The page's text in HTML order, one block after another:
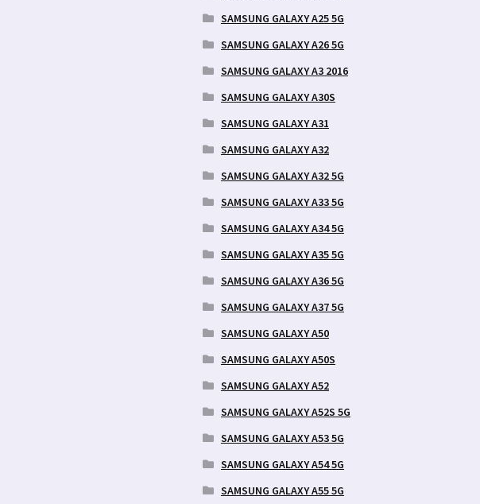
SAMSUNG GALAXY A25 5G
SAMSUNG GALAXY A26 5G
SAMSUNG GALAXY A3 2016
SAMSUNG GALAXY A30S
SAMSUNG GALAXY A31
SAMSUNG GALAXY A32
SAMSUNG GALAXY A32 5G
SAMSUNG GALAXY A33 5G
SAMSUNG GALAXY A34 5G
SAMSUNG GALAXY A35 5G
SAMSUNG GALAXY A36 5G
SAMSUNG GALAXY A37 5G
SAMSUNG GALAXY A50
SAMSUNG GALAXY A50S
SAMSUNG GALAXY A52
SAMSUNG GALAXY A52S 5G
SAMSUNG GALAXY A53 5G
SAMSUNG GALAXY A54 5G
SAMSUNG GALAXY A55 5G